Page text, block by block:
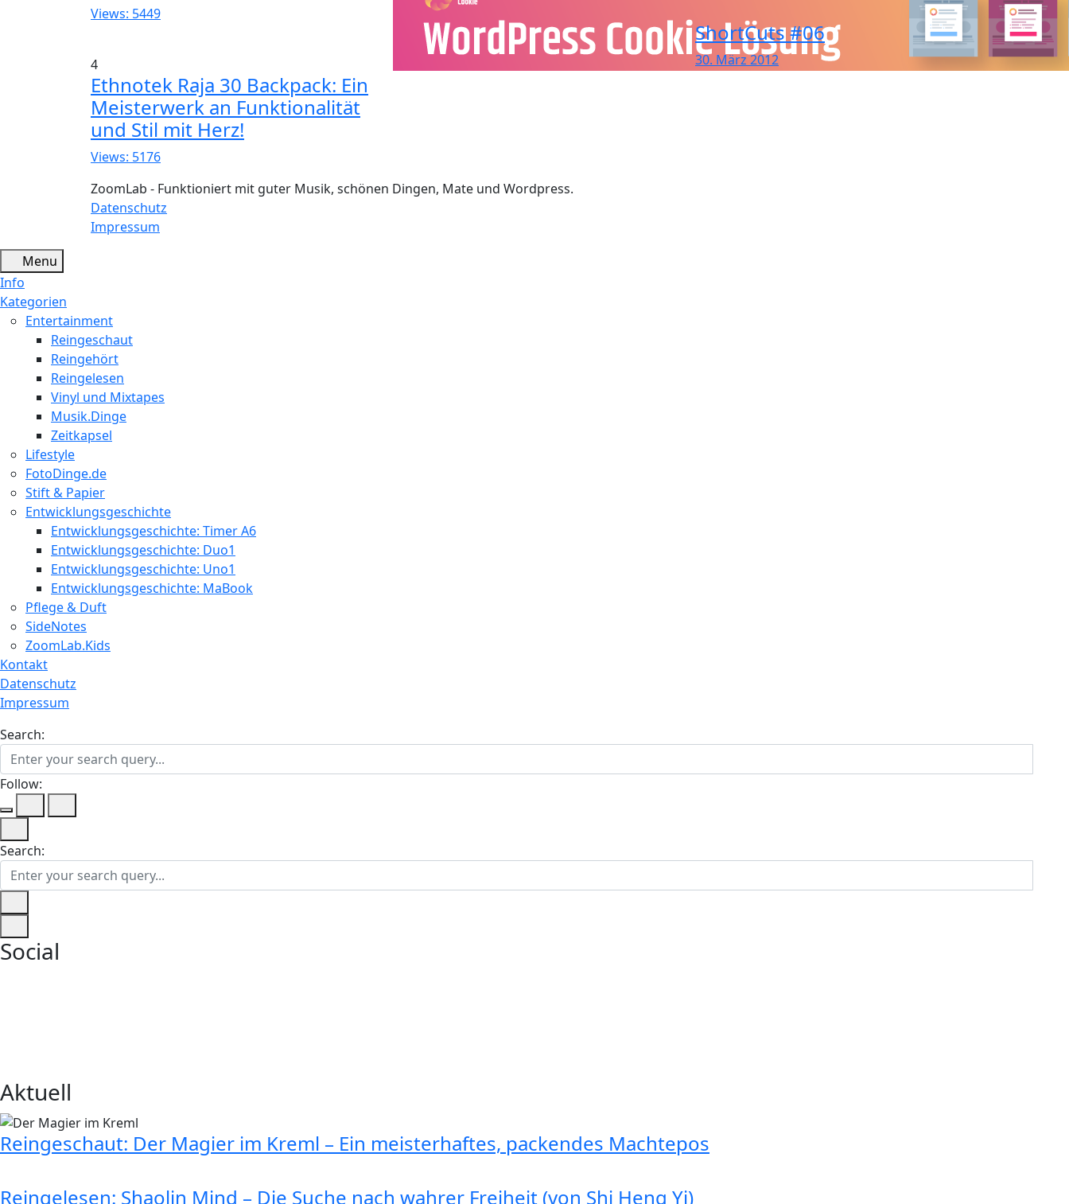
Views: 5449
4
Ethnotek Raja 30 Backpack: Ein
Meisterwerk an Funktionalität
und Stil mit Herz!
Views: 5176
ShortCuts #06
30. März 2012
ZoomLab - Funktioniert mit guter Musik, schönen Dingen, Mate und Wordpress.
Datenschutz
Impressum
Menu
Info
Kategorien
Entertainment
Reingeschaut
Reingehört
Reingelesen
Vinyl und Mixtapes
Musik.Dinge
Zeitkapsel
Lifestyle
FotoDinge.de
Stift & Papier
Entwicklungsgeschichte
Entwicklungsgeschichte: Timer A6
Entwicklungsgeschichte: Duo1
Entwicklungsgeschichte: Uno1
Entwicklungsgeschichte: MaBook
Pflege & Duft
SideNotes
ZoomLab.Kids
Kontakt
Datenschutz
Impressum
Search:
Follow:
Search:
Social
Aktuell
Reingeschaut: Der Magier im Kreml – Ein meisterhaftes, packendes Machtepos
Reingelesen: Shaolin Mind – Die Suche nach wahrer Freiheit (von Shi Heng Yi)